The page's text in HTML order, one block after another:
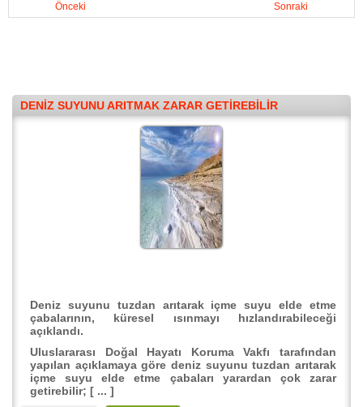
Önceki Sonraki
DENIZ SUYUNU ARITMAK ZARAR GETIREBILIR
Deniz suyunu tuzdan arıtarak içme suyu elde etme
çabalarının, küresel ısınmayı hızlandırabileceği
açıklandı.
Uluslararası Doğal Hayatı Koruma Vakfı tarafından
yapılan açıklamaya göre deniz suyunu tuzdan arıtarak
içme suyu elde etme çabaları yarardan çok zarar
getirebilir; [ ... ]